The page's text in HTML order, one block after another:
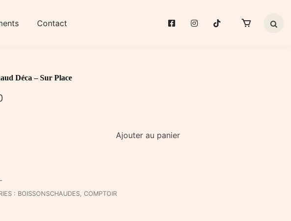
Contact
Déca – Sur Place
Ajouter au panier
: BOISSONSCHAUDES,COMPTOIR